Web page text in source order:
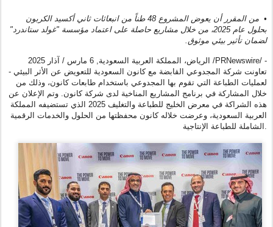
•
من المقرر أن يعوض المشروع 48 طناً من انبعاثات ثاني أكسيد الكربون
بحلول عام 2025، من خلال مشاريع حاصلة على اعتماد مؤسسة "غولد ستاندرد"
لضمان تأثير بيئي موثوق.
الرياض، المملكة العربية السعودية, 6 مارس / آذار 2025
/PRNewswire/ -
- تعاونت شركة المجدوعي القابضة مع كانون السعودية للتعويض عن الأثر البيئي
لعمليات الطباعة التي تقوم بها المجدوعي باستخدام طابعات كانون، وذلك من
خلال المشاركة في برنامج المشاريع المناخية لدى شركة كانون. وتم الإعلان عن
هذه الشراكة في معرض الخليج للطباعة والتغليف 2025 الذي تستضيفه المملكة
العربية السعودية، وعرضت خلاله كانون محفظتها من الحلول والخدمات الرقمية
الشاملة للطباعة الإنتاجية.